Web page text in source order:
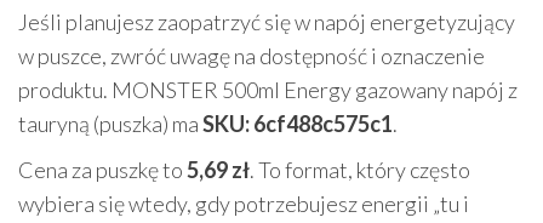
Jeśli planujesz zaopatrzyć się w napój energetyzujący
w puszce, zwróć uwagę na dostępność i oznaczenie
produktu. MONSTER 500ml Energy gazowany napój z
tauryną (puszka) maSKU: 6cf488c575c1.
Cena za puszkę to5,69 zł. To format, który często
wybiera się wtedy, gdy potrzebujesz energii „tu i